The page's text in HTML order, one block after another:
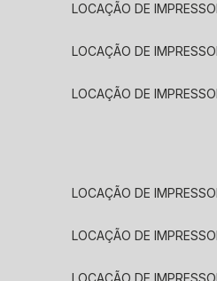
LOCAÇÃO DE
LOCAÇÃO DE
LOCAÇÃO DE
LOCAÇÃO DE
LOCAÇÃO DE
LOCAÇÃO DE